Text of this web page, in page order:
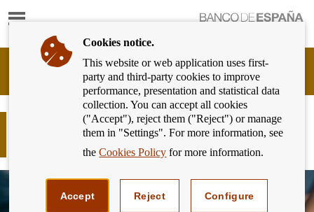
Show
Banking
Customer
Banco
España
Eurosystem,
No repitas contraseñas: una medida
básica para proteger tu dinero
Cookies notice.
This website or web application uses first-
party and third-party cookies to improve
performance, presentation and statistical data
collection. You can accept all cookies
("Accept"), reject them ("Reject") or manage
them in "Settings". For more information, see
theCookies Policy for more information.
Accept Reject Configure